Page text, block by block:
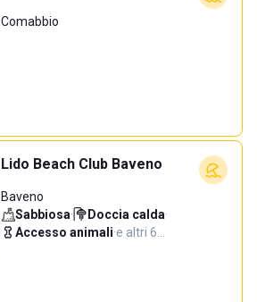
Comabbio
Lido Beach Club Baveno
Baveno
Sabbiosa· Doccia calda·
Accesso animali·e altri 6…